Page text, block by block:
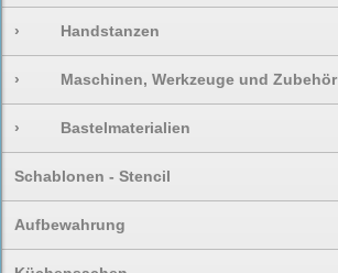
› Handstanzen
› Maschinen, Werkzeuge und Zubehör
› Bastelmaterialien
Schablonen - Stencil
Aufbewahrung